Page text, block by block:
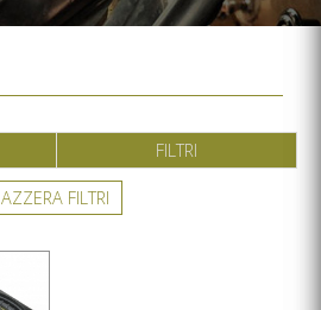
FILTRI
AZZERA FILTRI